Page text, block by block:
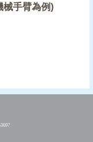
械手臂為例)